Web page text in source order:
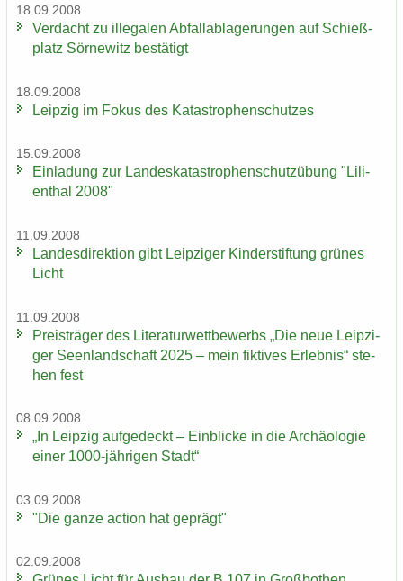
18.09.2008
Ver­dacht zu il­le­ga­len Ab­fall­ab­la­ge­run­gen auf Schieß­
platz Sör­ne­witz be­stä­tigt
18.09.2008
Leip­zig im Fokus des Ka­ta­stro­phen­schut­zes
15.09.2008
Ein­la­dung zur Lan­des­ka­ta­stro­phen­schutz­übung "Li­li­
en­thal 2008"
11.09.2008
Lan­des­di­rek­ti­on gibt Leip­zi­ger Kin­der­stif­tung grü­nes
Licht
11.09.2008
Preis­trä­ger des Li­te­ra­tur­wett­be­werbs „Die neue Leip­zi­
ger Se­en­land­schaft 2025 – mein fik­ti­ves Er­leb­nis“ ste­
hen fest
08.09.2008
„In Leip­zig auf­ge­deckt – Ein­bli­cke in die Ar­chäo­lo­gie
einer 1000-​jährigen Stadt“
03.09.2008
"Die ganze ac­tion hat ge­prägt"
02.09.2008